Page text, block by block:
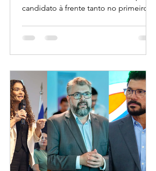
Rondônia
A pesquisa, realizada entre os dias 14 e
15 com 1.600 eleitores, mostra o pré-
candidato à frente tanto no primeiro
turno quanto em todos os principais